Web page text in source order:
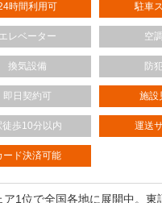
時間利用可 駐車
エレベーター 空
換気設備 防
即日契約可 施設
徒歩10分以内 運送
ード決済可能
ア1位で全国各地に展開中。東